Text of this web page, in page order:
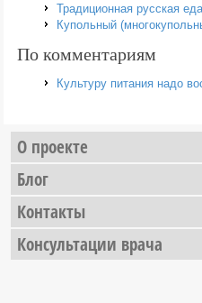
Традиционная русская
Купольный
По комментариям
Культуру питания надо
О проекте
Блог
Контакты
Консультации врача